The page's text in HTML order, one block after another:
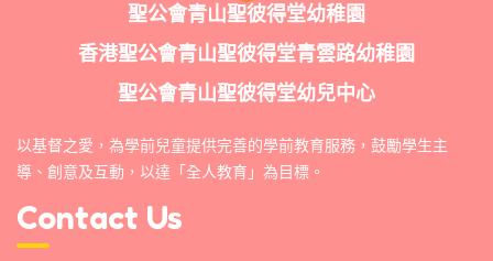
聖公會青山聖彼得堂幼稚園
香港聖公會青山聖彼得堂青雲路幼稚園
聖公會青山聖彼得堂幼兒中心
以基督之愛，為學前兒童提供完善的學前教育服務，鼓勵學生主
導、創意及互動，以達「全人教育」為目標。
Contact Us